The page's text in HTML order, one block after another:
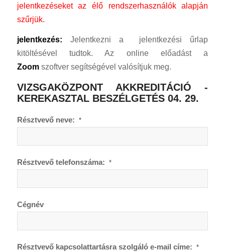
jelentkezéseket az élő rendszerhasználók alapján
szűrjük.
jelentkezés: Jelentkezni a jelentkezési űrlap
kitöltésével tudtok. Az online előadást a
Zoomszoftver segítségével valósítjuk meg.
VIZSGAKÖZPONT AKKREDITÁCIÓ -
KEREKASZTAL BESZÉLGETÉS 04. 29.
Résztvevő neve: *
Résztvevő telefonszáma: *
Cégnév
Résztvevő kapcsolattartásra szolgáló e-mail címe: *